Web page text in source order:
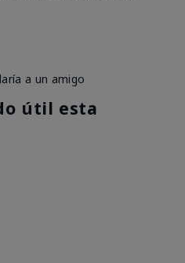
a un amigo
útil esta